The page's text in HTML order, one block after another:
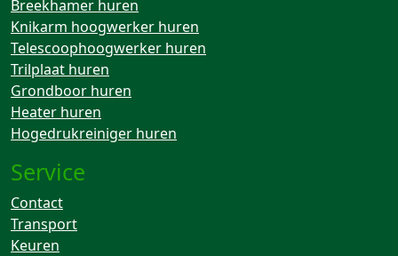
Breekhamer huren
Knikarm hoogwerker huren
Telescoophoogwerker huren
Trilplaat huren
Grondboor huren
Heater huren
Hogedrukreiniger huren
Service
Contact
Transport
Keuren